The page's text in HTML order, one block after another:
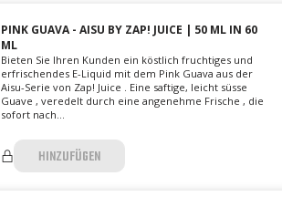
PINK GUAVA - AISU BY ZAP! JUICE | 50 ML IN 60
ML
Bieten Sie Ihren Kunden ein köstlich fruchtiges und
erfrischendes E-Liquid mit dem Pink Guava aus der
Aisu-Serie von Zap! Juice . Eine saftige, leicht süsse
Guave , veredelt durch eine angenehme Frische , die
sofort nach...
HINZUFÜGEN